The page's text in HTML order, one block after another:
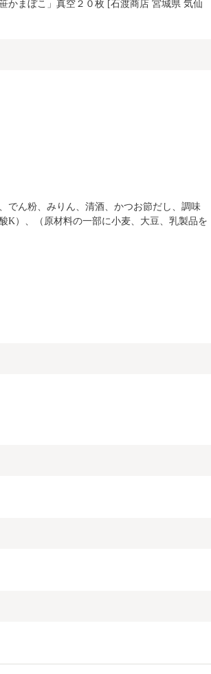
かまぼこ」真空２０枚 [石渡商店 宮城県 気仙
でん粉、みりん、清酒、かつお節だし、調味
K）、（原材料の一部に小麦、大豆、乳製品を